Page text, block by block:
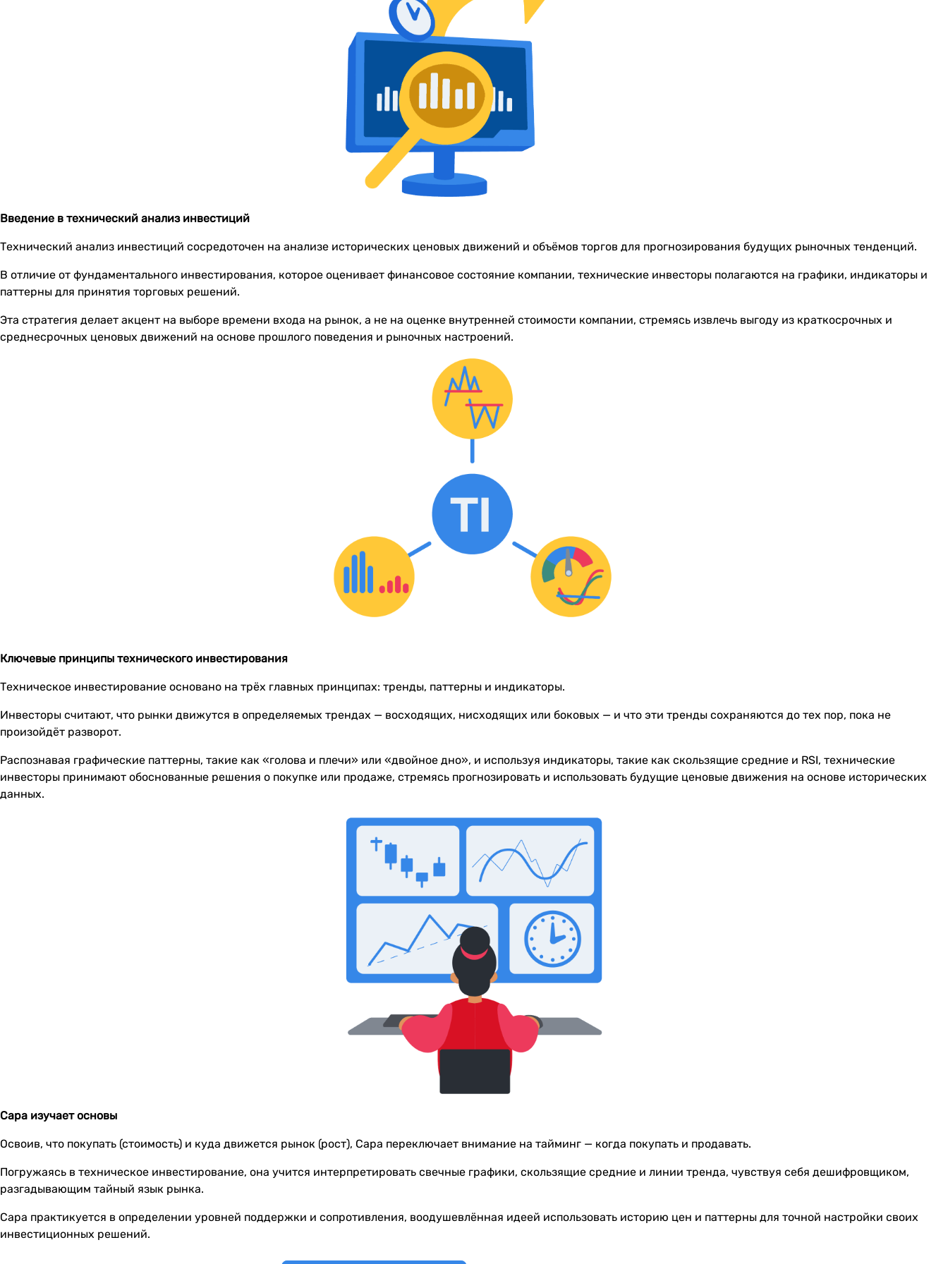
Введение в технический анализ инвестиций
Технический анализ инвестиций сосредоточен на анализе исторических ценовых движений и объёмов торгов для прогнозирования будущих рыночных тенденций.
В отличие от фундаментального инвестирования, которое оценивает финансовое состояние компании, технические инвесторы полагаются на графики, индикаторы и
паттерны для принятия торговых решений.
Эта стратегия делает акцент на выборе времени входа на рынок, а не на оценке внутренней стоимости компании, стремясь извлечь выгоду из краткосрочных и
среднесрочных ценовых движений на основе прошлого поведения и рыночных настроений.
Ключевые принципы технического инвестирования
Техническое инвестирование основано на трёх главных принципах: тренды, паттерны и индикаторы.
Инвесторы считают, что рынки движутся в определяемых трендах — восходящих, нисходящих или боковых — и что эти тренды сохраняются до тех пор, пока не
произойдёт разворот.
Распознавая графические паттерны, такие как «голова и плечи» или «двойное дно», и используя индикаторы, такие как скользящие средние и RSI, технические
инвесторы принимают обоснованные решения о покупке или продаже, стремясь прогнозировать и использовать будущие ценовые движения на основе исторических
данных.
Сара изучает основы
Освоив, что покупать (стоимость) и куда движется рынок (рост), Сара переключает внимание на тайминг — когда покупать и продавать.
Погружаясь в техническое инвестирование, она учится интерпретировать свечные графики, скользящие средние и линии тренда, чувствуя себя дешифровщиком,
разгадывающим тайный язык рынка.
Сара практикуется в определении уровней поддержки и сопротивления, воодушевлённая идеей использовать историю цен и паттерны для точной настройки своих
инвестиционных решений.